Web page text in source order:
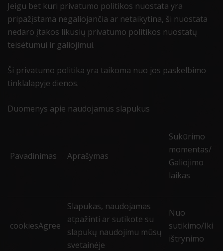
Jeigu bet kuri privatumo politikos nuostata yra
pripažįstama negaliojančia ar netaikytina, ši nuostata
nedaro įtakos likusių privatumo politikos nuostatų
teisėtumui ir galiojimui.
Ši privatumo politika yra taikoma nuo jos paskelbimo
tinklalapyje dienos.
Duomenys apie naudojamus slapukus
Pavadinimas Aprašymas
Sukūrimo
momentas/
Galiojimo
laikas
cookiesAgree
Slapukas, naudojamas
atpažinti ar sutikote su
slapukų naudojimu mūsų
svetainėje
Nuo
sutikimo/Iki
ištrynimo